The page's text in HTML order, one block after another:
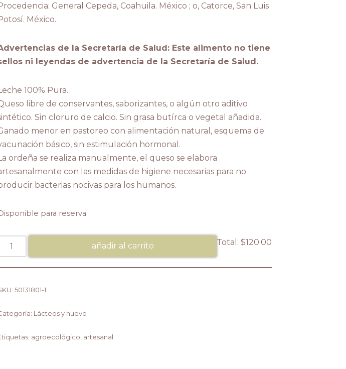
General Cepeda, Coahuila. México ; o, Catorce, San Luis
México.
de la Secretaría de Salud: Este alimento no tiene
ni leyendas de advertencia de la Secretaría de Salud.
100% Pura.
libre de conservantes, saborizantes, o algún otro aditivo
Sin cloruro de calcio. Sin grasa butírca o vegetal añadida.
menor en pastoreo con alimentación natural, esquema de
básico, sin estimulación hormonal.
ordeña se realiza manualmente, el queso se elabora
con las medidas de higiene necesarias para no
bacterias nocivas para los humanos.
para reserva
añadir al carrito Total:$120.00
50131801-1
Lácteos y huevo
agroecológico artesanal